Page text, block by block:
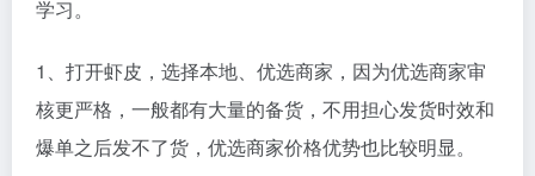
学习。
1、打开虾皮，选择本地、优选商家，因为优选商家审
核更严格，一般都有大量的备货，不用担心发货时效和
爆单之后发不了货，优选商家价格优势也比较明显。